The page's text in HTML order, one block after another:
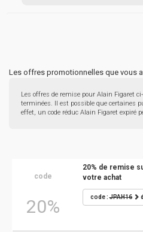
Les offres promotionnelles que vous
Les offres de remise pour Alain Figaret
terminées. Il est possible que certaines
effet, un code réduc Alain Figaret expiré
code
20%
20% de remise
votre achat
code :JPAH16